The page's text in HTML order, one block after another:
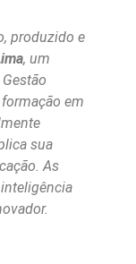
produzido e
, um
em
sua
As